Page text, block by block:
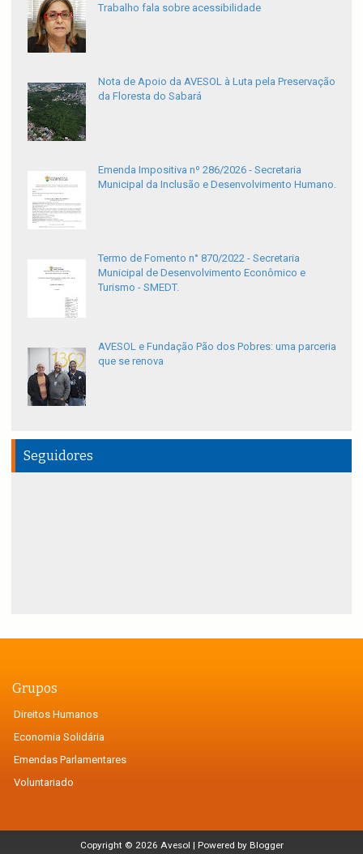
Trabalho fala sobre acessibilidade
Nota de Apoio da AVESOL à Luta pela Preservação
da Floresta do Sabará
Emenda Impositiva nº 286/2026 - Secretaria
Municipal da Inclusão e Desenvolvimento Humano.
Termo de Fomento n° 870/2022 - Secretaria
Municipal de Desenvolvimento Econômico e
Turismo - SMEDT.
AVESOL e Fundação Pão dos Pobres: uma parceria
que se renova
Seguidores
Grupos
Direitos Humanos
Economia Solidária
Emendas Parlamentares
Voluntariado
Copyright © 2026 Avesol | Powered by Blogger